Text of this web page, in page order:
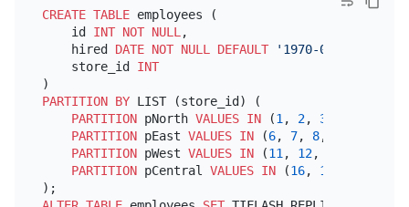
CREATE TABLE employees (
    id
INT NOT NULL ,
    hired
DATE NOT NULL DEFAULT '1970-01-01'
    store_id
INT
PARTITION BY LIST (store_id) (
PARTITION pNorth VALUES IN (1 , 2, 3
PARTITION pEast VALUES IN (6, 7, 8,
PARTITION pWest VALUES IN (11 , 12,
PARTITION pCentral VALUES IN (16, 17